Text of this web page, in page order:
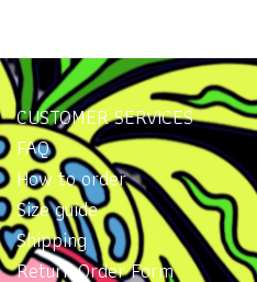
#shoppingonline #thailand
# #กระเป๋าถือของผู้หญิง
#กระเป๋าสะพายข้าง #
#กระเป๋า
วัสดุ : เนื้อ PU พิมพ์ลาย กันน้ำ
เนื้อหนานุ่ม หนา แข็งแรง
ทนทานมาก มีซิปปิด ด้านในบุ
ด้วยผ้า 600D สีม่วงเข้ม ด้านใน
กระเป๋า มีช่องซิปใหญ่ 1 ช่อง
และ มีช่องเสียบใหญ่ 2 ช่อง
ขนาด : 38 x 32 x 10 cm. สาย
ยาวสะพายไหล่ได้ การใช้งาน :
CUSTOMER SERVICES
FAQ
How to order
Size guide
Shipping
Return Order Form